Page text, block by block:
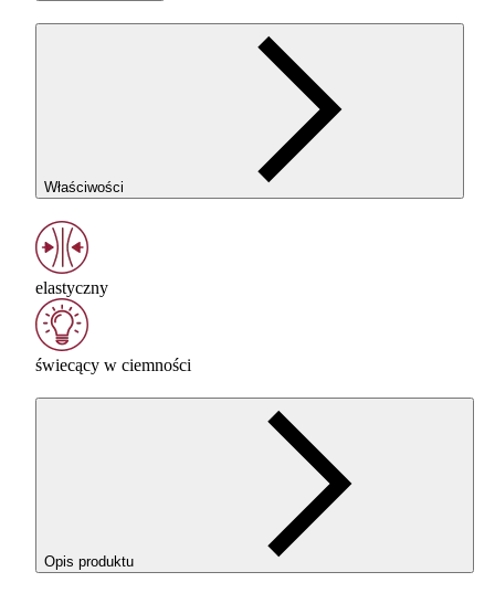
Właściwości
elastyczny
świecący w ciemności
Opis produktu